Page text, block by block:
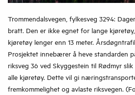
Trommendalsvegen, fylkesveg 3294:
bratt. Den er ikke egnet for lange
kjøretøy lenger enn 13 meter.
Prosjektet innebærer å heve standarden
riksveg 36 ved Skyggestein til Rødmyr
alle kjøretøy. Dette vil gi
fremkommelighet og avlaste riksvegen.